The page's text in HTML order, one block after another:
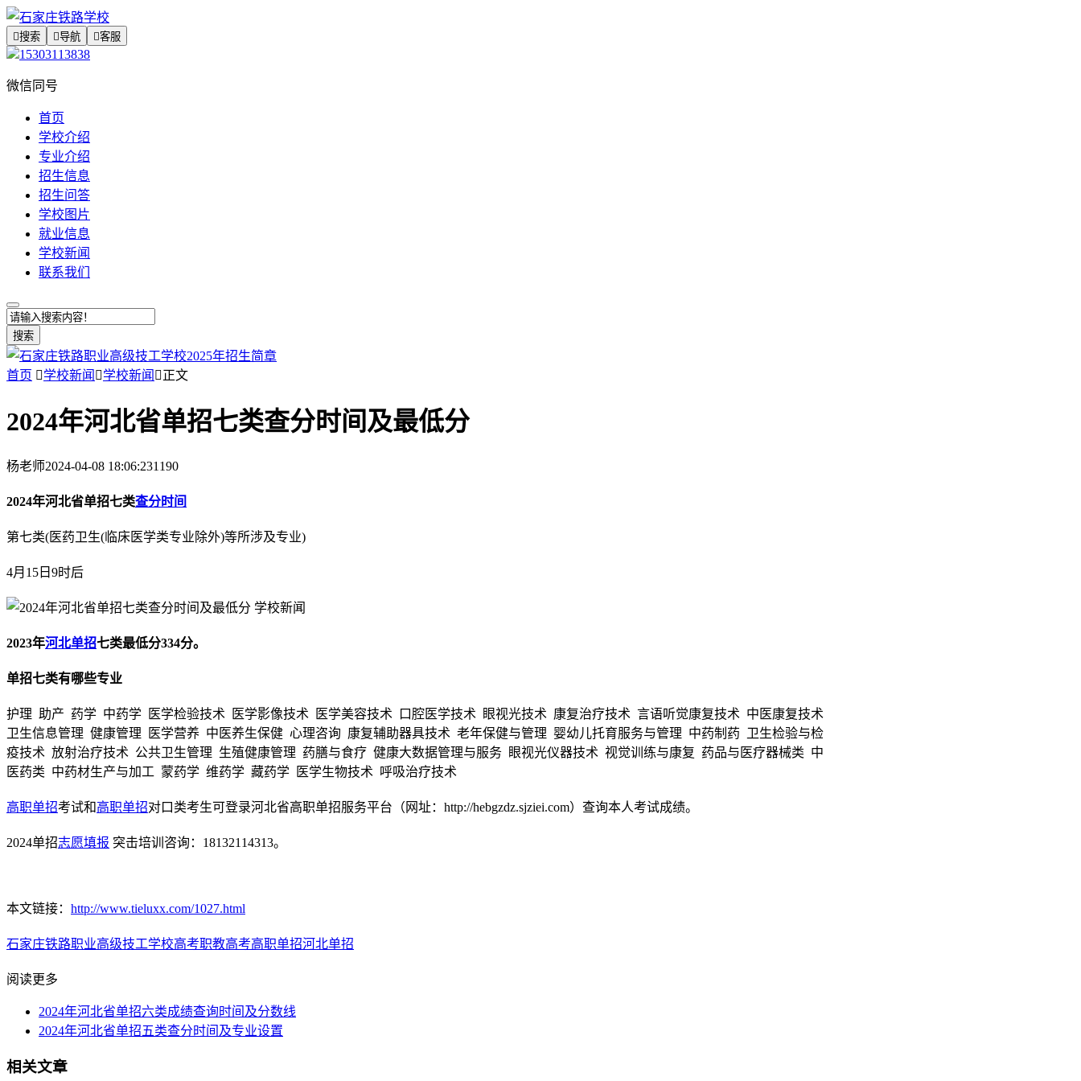
搜索 导航 客服
15303113838
微信同号
首页
学校介绍
专业介绍
招生信息
招生问答
学校图片
就业信息
学校新闻
联系我们
搜索
首页 学校新闻 学校新闻 正文
2024年河北省单招七类查分时间及最低分
杨老师2024-04-08 18:06:231190
2024年河北省单招七类查分时间
第七类(医药卫生(临床医学类专业除外)等所涉及专业)
4月15日9时后
2023年河北单招七类最低分334分。
单招七类有哪些专业
护理 助产 药学 中药学 医学检验技术 医学影像技术 医学美容技术 口腔医学技术 眼视光技术 康复治疗技术 言语听觉康复技术 中医康复技术
卫生信息管理 健康管理 医学营养 中医养生保健 心理咨询 康复辅助器具技术 老年保健与管理 婴幼儿托育服务与管理 中药制药 卫生检验与检
疫技术 放射治疗技术 公共卫生管理 生殖健康管理 药膳与食疗 健康大数据管理与服务 眼视光仪器技术 视觉训练与康复 药品与医疗器械类 中
医药类 中药材生产与加工 蒙药学 维药学 藏药学 医学生物技术 呼吸治疗技术
高职单招考试和高职单招对口类考生可登录河北省高职单招服务平台（网址：http://hebgzdz.sjziei.com）查询本人考试成绩。
2024单招志愿填报 突击培训咨询：18132114313。
本文链接： http://www.tieluxx.com/1027.html
石家庄铁路职业高级技工学校高考职教高考高职单招河北单招
阅读更多
2024年河北省单招六类成绩查询时间及分数线
2024年河北省单招五类查分时间及专业设置
相关文章